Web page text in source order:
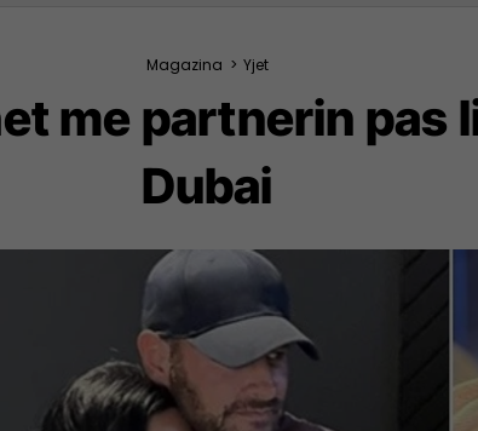
Magazina > Yjet
me partnerin pas
Dubai